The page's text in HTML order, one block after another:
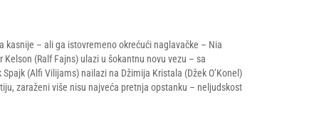
kasnije – ali ga istovremeno okrećući naglavačke – Nia
(Ralf Fajns) ulazi u šokantnu novu vezu – sa
(Alfi Vilijams) nailazi na Džimija Kristala (Džek O’Konel)
zaraženi više nisu najveća pretnja opstanku – neljudskost